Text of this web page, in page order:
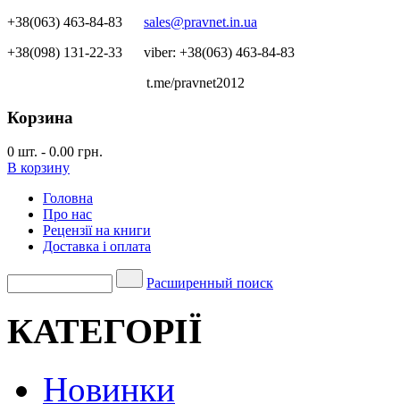
+38(063) 463-84-83 sales@pravnet.in.ua
+38(098) 131-22-33 viber: +38(063) 463-84-83
t.me/pravnet2012
Корзина
0 шт. - 0.00 грн.
В корзину
Головна
Про нас
Рецензії на книги
Доставка і оплата
Расширенный поиск
КАТЕГОРІЇ
Новинки